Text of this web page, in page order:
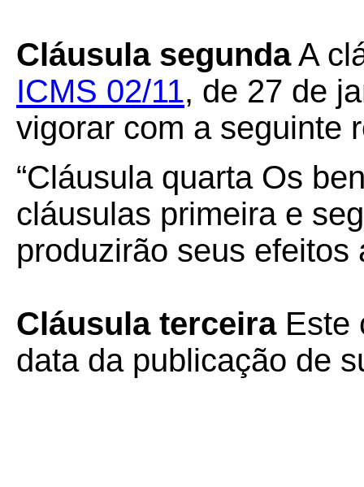
Cláusula segundaA
ICMS 02/11, de 27 de
vigorar com a seguinte
“Cláusula quarta Os
cláusulas primeira e
produzirão seus efeitos
Cláusula terceiraEste
data da publicação de